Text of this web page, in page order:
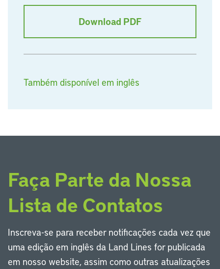
Download PDF
Também disponível em inglês
Faça Parte da Nossa
Lista de Contatos
Inscreva-se para receber notificações cada vez que
uma edição em inglês da Land Lines for publicada
em nosso website, assim como outras atualizações